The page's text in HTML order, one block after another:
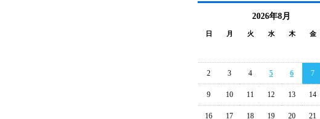
2026年8月
日 月 火 水 木 金
2 3 4 5 6 7
9 10 11 12 13 14
16 17 18 19 20 21